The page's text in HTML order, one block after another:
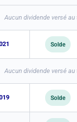
Aucun dividende versé
Solde
Aucun dividende versé
Solde